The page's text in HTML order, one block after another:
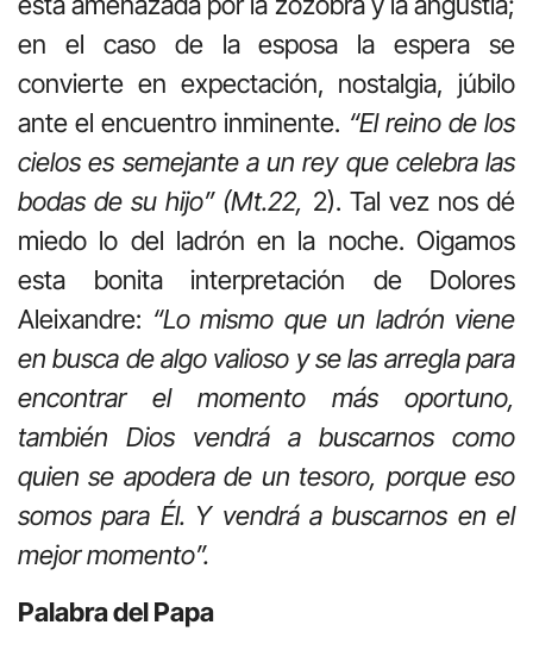
en el caso de la esposa la espera se
convierte en expectación, nostalgia, júbilo
ante el encuentro inminente. “El reino de los
cielos es semejante a un rey que celebra las
bodas de su hijo” (Mt.22, 2). Tal vez nos dé
miedo lo del ladrón en la noche. Oigamos
esta bonita interpretación de Dolores
Aleixandre: “Lo mismo que un ladrón viene
en busca de algo valioso y se las arregla para
encontrar el momento más oportuno,
también Dios vendrá a buscarnos como
quien se apodera de un tesoro, porque eso
somos para Él. Y vendrá a buscarnos en el
mejor momento”.
Palabra del Papa